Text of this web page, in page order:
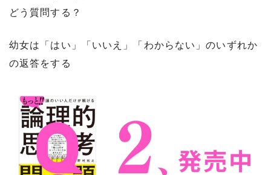
どう質問する？
幼女は「はい」「いいえ」「わからない」のいずれか
の返答をする